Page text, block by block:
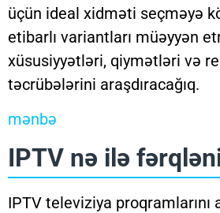
üçün ideal xidməti seçməyə
etibarlı variantları müəyyən
xüsusiyyətləri, qiymətləri və
təcrübələrini araşdıracağıq.
mənbə
IPTV nə ilə
IPTV televiziya proqramlarını